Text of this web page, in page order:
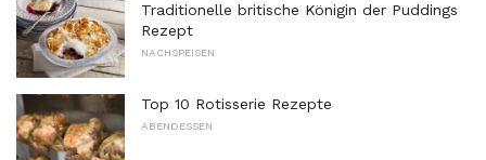
Traditionelle britische Königin der Puddings
Rezept
NACHSPEISEN
Top 10 Rotisserie Rezepte
ABENDESSEN